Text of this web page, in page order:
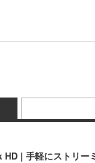
| 手軽にストリ